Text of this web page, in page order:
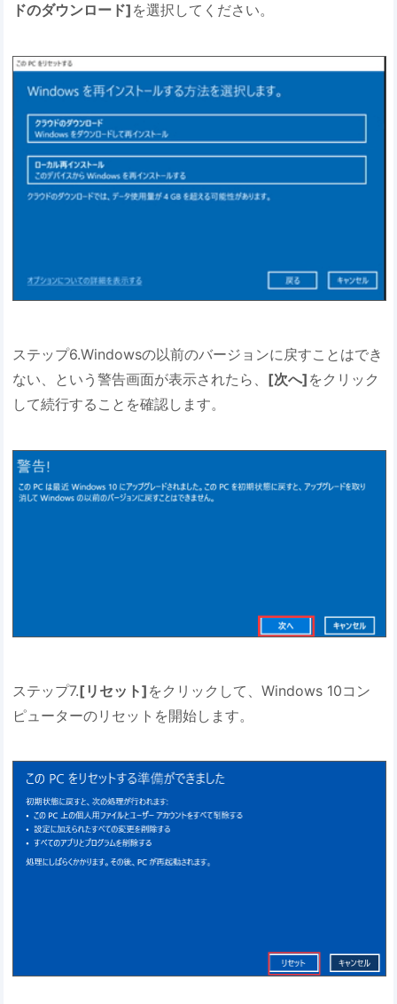
ドのダウンロード] を選択してください。
ステップ6.Windowsの以前のバージョンに戻すことはでき
ない、という警告画面が表示されたら、 [次へ] をクリック
して続行することを確認します。
ステップ7.[リセット] をクリックして、Windows 10コン
ピューターのリセットを開始します。